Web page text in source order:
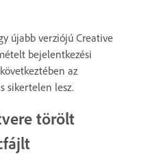
újabb verziójú Creative
bejelentkezési
az
sikertelen lesz.
törölt